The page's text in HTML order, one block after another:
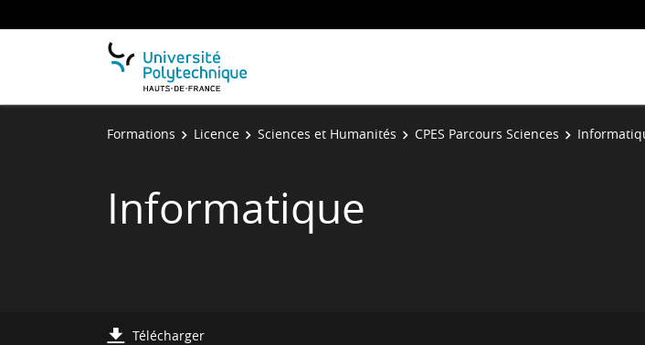
Formations Licence Sciences et Humanités CPES Parcours Sciences
Informatique
Télécharger